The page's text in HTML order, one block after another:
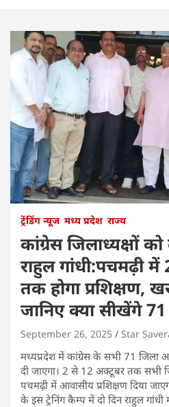
ट्रेंडिंग न्यूज मध्य प्रदेश राज्य
कांग्रेस जिलाध्यक्षों को
राहुल गांधी:पचमढ़ी
तक होगा प्रशिक्षण,
जानिए क्या सीखेंगे
September 26, 2025 Star
मध्यप्रदेश में कांग्रेस के सभी 71 जिला
दी जाएगा। 2 से 12 अक्टूबर तक सभी
पचमढ़ी में आवासीय प्रशिक्षण दिया
के इस ट्रेनिंग कैम्प में दो दिन राहुल गांधी